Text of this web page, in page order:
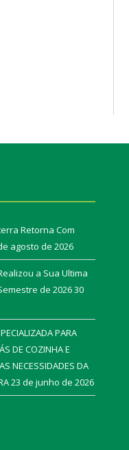
Retorna Com
agosto de 2026
a Sua Ultima
de 202630
PARA
DE COZINHA E
NECESSIDADES DA
23 de junho de 2026